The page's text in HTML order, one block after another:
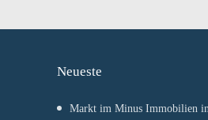
Neueste
Markt im Minus Immobilien